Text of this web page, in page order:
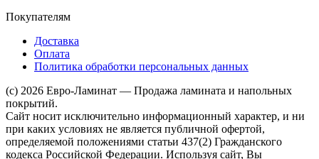
Покупателям
Доставка
Оплата
Политика обработки персональных данных
(c) 2026 Евро-Ламинат — Продажа ламината и напольных
покрытий.
Сайт носит исключительно информационный характер, и ни
при каких условиях не является публичной офертой,
определяемой положениями статьи 437(2) Гражданского
кодекса Российской Федерации. Используя сайт, Вы